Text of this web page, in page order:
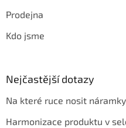
Prodejna
Kdo jsme
Nejčastější dotazy
Na které ruce nosit
Harmonizace produktu v